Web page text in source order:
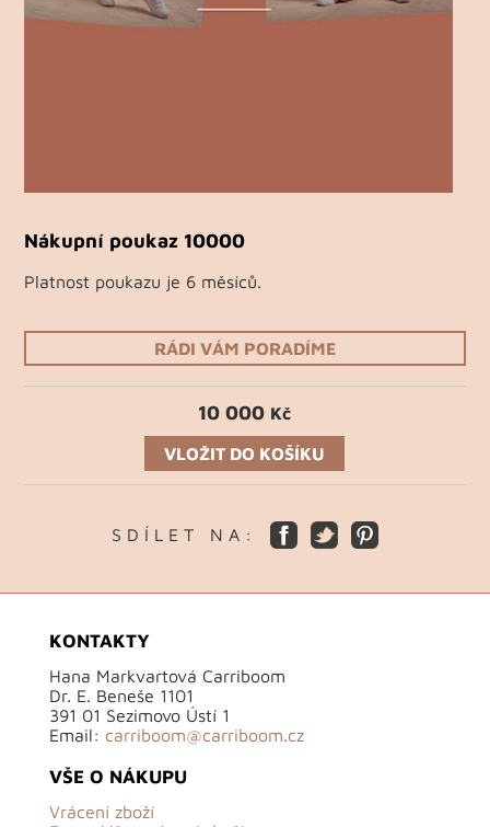
Nákupní poukaz 10000
Platnost poukazu je 6 měsíců.
RÁDI VÁM PORADÍME
10 000 Kč
VLOŽIT DO KOŠÍKU
S D Í L E T N A :
KONTAKTY
Hana Markvartová Carriboom
Dr. E. Beneše 1101
391 01 Sezimovo Ústí 1
Email: carriboom@carriboom.cz
VŠE O NÁKUPU
Vrácení zboží